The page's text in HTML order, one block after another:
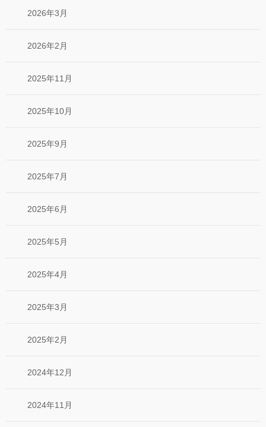
2026年3月
2026年2月
2025年11月
2025年10月
2025年9月
2025年7月
2025年6月
2025年5月
2025年4月
2025年3月
2025年2月
2024年12月
2024年11月